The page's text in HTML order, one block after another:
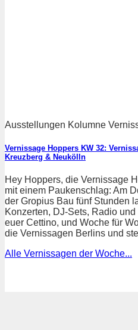
Ausstellungen Kolumne
Vernissage Hoppers KW 32:
Kreuzberg & Neukölln
Hey Hoppers, die Vernissage
mit einem Paukenschlag: Am
der Gropius Bau fünf Stunden
Konzerten, DJ-Sets, Radio
euer Cettino, und Woche für
die Vernissagen Berlins und
Alle Vernissagen der Woche...